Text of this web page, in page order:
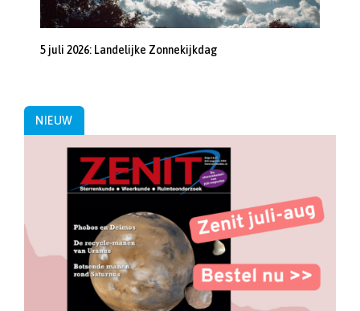
5 juli 2026: Landelijke Zonnekijkdag
NIEUW